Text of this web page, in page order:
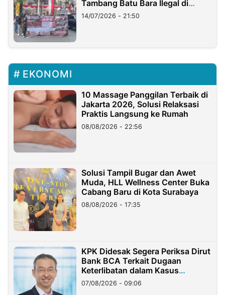
Tambang Batu Bara Ilegal di
Lampung
14/07/2026 - 21:50
EKONOMI
10 Massage Panggilan Terbaik di
Jakarta 2026, Solusi Relaksasi
Praktis Langsung ke Rumah
08/08/2026 - 22:56
Solusi Tampil Bugar dan Awet
Muda, HLL Wellness Center Buka
Cabang Baru di Kota Surabaya
08/08/2026 - 17:35
KPK Didesak Segera Periksa Dirut
Bank BCA Terkait Dugaan
Keterlibatan dalam Kasus
Hilangnya Dana Nasabah Rp2,58
Miliar
07/08/2026 - 09:06